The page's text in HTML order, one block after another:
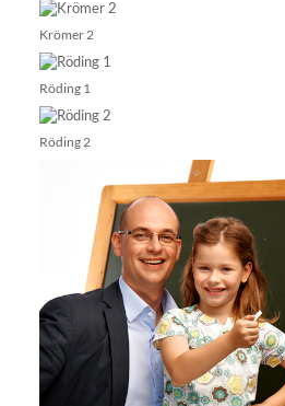
Krömer 2
Röding 1
Röding 2